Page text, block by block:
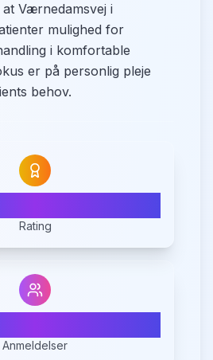
Værnedamsvej i
mulighed for
i komfortable
er på personlig pleje
behov.
Rating
Anmeldelser